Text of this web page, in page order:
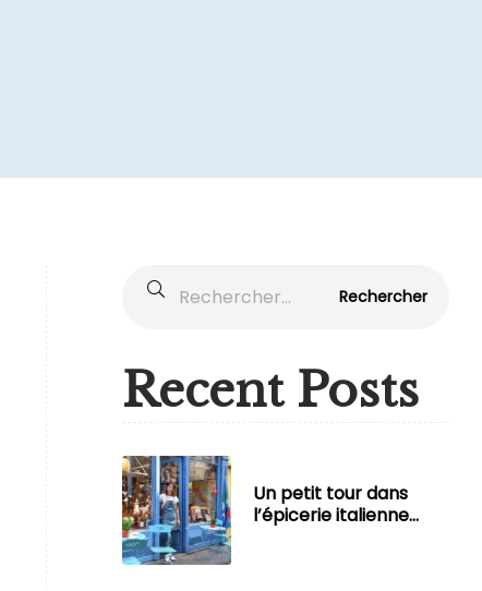
Rechercher :
Recent Posts
Un petit tour dans
l’épicerie italienne